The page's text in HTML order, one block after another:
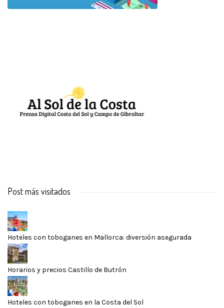
Post más visitados
Hoteles con toboganes en Mallorca: diversión asegurada
Horarios y precios Castillo de Butrón
Hoteles con toboganes en la Costa del Sol